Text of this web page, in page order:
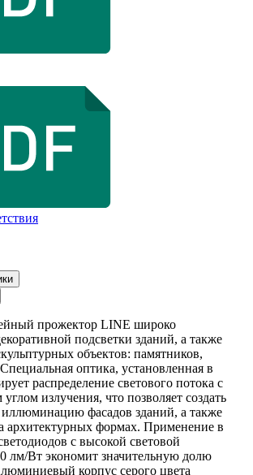
прожектор LINE широко
подсветки зданий, а также
объектов: памятников,
оптика, установленная в
распределение светового потока с
излучения, что позволяет создать
фасадов зданий, а также
архитектурных формах. Применение в
с высокой световой
лм/Вт экономит значительную долю
корпус серого цвета